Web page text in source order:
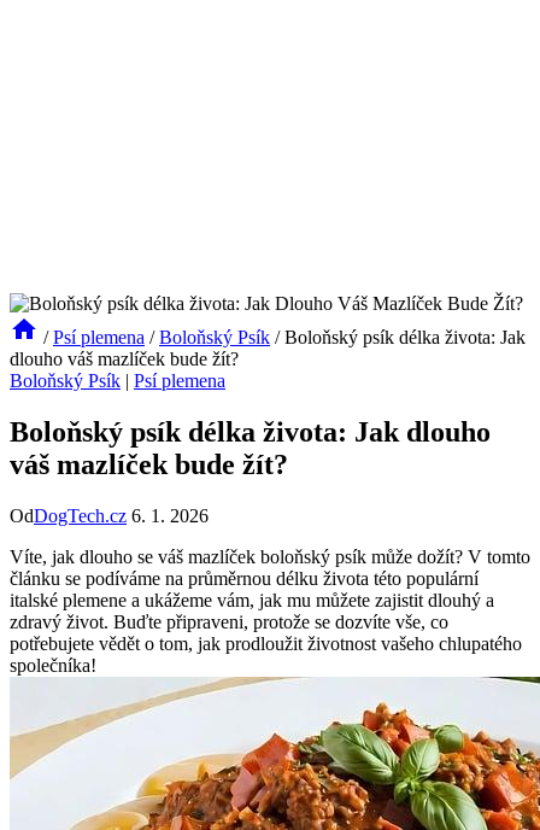
/ Psí plemena / Boloňský Psík / Boloňský psík délka života: Jak
dlouho váš mazlíček bude žít?
Boloňský Psík | Psí plemena
Boloňský psík délka života: Jak dlouho
váš mazlíček bude žít?
OdDogTech.cz 6. 1. 2026
Víte, jak dlouho se váš mazlíček boloňský psík může dožít? V tomto
článku se podíváme na průměrnou délku života této populární
italské plemene a ukážeme vám, jak mu můžete zajistit dlouhý a
zdravý život. Buďte připraveni, protože se dozvíte vše, co
potřebujete vědět o tom, jak prodloužit životnost vašeho chlupatého
společníka!